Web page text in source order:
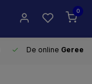
0
De online